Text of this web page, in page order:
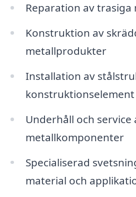
Reparation av
Konstruktion av
metallprodukter
Installation av
konstruktionselement
Underhåll och service
metallkomponenter
Specialiserad
material och